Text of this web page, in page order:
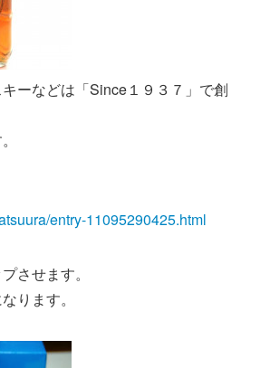
ーなどは「Since１９３７」で創
entry-11095290425.html
させます。
ります。